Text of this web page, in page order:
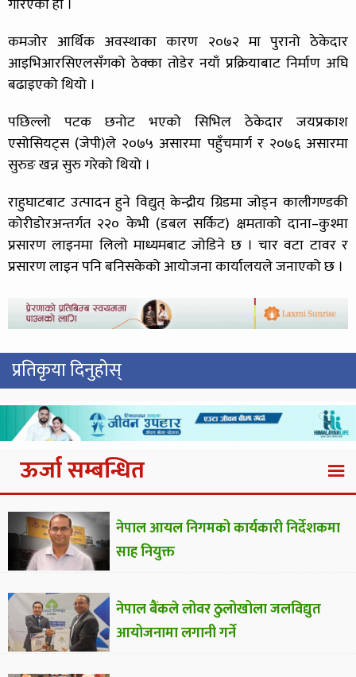
गरिएको हो ।
कमजोर आर्थिक अवस्थाका कारण २०७२ मा पुरानो ठेकेदार
आइभिआरसिएलसँगको ठेक्का तोडेर नयाँ प्रक्रियाबाट निर्माण अघि
बढाइएको थियो ।
पछिल्लो पटक छनोट भएको सिभिल ठेकेदार जयप्रकाश
एसोसियट्स (जेपी)ले २०७५ असारमा पहुँचमार्ग र २०७६ असारमा
सुरुङ खन्न सुरु गरेको थियो ।
राहुघाटबाट उत्पादन हुने विद्युत् केन्द्रीय ग्रिडमा जोड्न कालीगण्डकी
कोरीडोरअन्तर्गत २२० केभी (डबल सर्किट) क्षमताको दाना–कुश्मा
प्रसारण लाइनमा लिलो माध्यमबाट जोडिने छ । चार वटा टावर र
प्रसारण लाइन पनि बनिसकेको आयोजना कार्यालयले जनाएको छ ।
प्रतिकृया दिनुहोस्
ऊर्जा सम्बन्धित
नेपाल आयल निगमको कार्यकारी निर्देशकमा
साह नियुक्त
नेपाल बैंकले लोवर ठुलोखोला जलविद्युत
आयोजनामा लगानी गर्ने